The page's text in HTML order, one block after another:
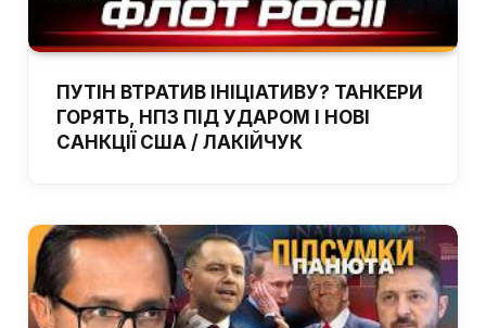
ПУТІН ВТРАТИВ ІНІЦІАТИВУ? ТАНКЕРИ
ГОРЯТЬ, НПЗ ПІД УДАРОМ І НОВІ
САНКЦІЇ США / ЛАКІЙЧУК